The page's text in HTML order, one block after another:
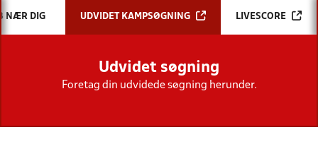
Hvad vil du søge efter?
INDHOLD OG NYHEDER
STILLINGER, RESULTATER, KLUBBER OG
HOLD
NÆR DIG UDVIDET KAMPSØGNING LIVESCORE
Udvidet søgning
Foretag din udvidede søgning herunder.